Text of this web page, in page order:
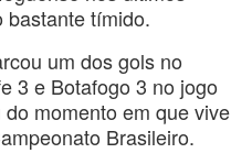
bastante tímido.
um dos gols no
3 e Botafogo 3 no jogo
momento em que vive
Brasileiro.